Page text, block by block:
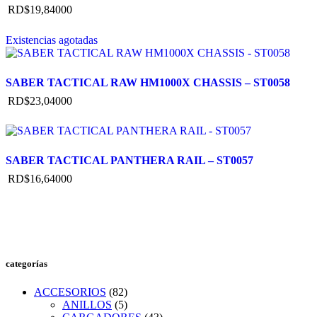
RD$19,84000
Existencias agotadas
SABER TACTICAL RAW HM1000X CHASSIS – ST0058
RD$23,04000
SABER TACTICAL PANTHERA RAIL – ST0057
RD$16,64000
categorías
ACCESORIOS (82)
ANILLOS (5)